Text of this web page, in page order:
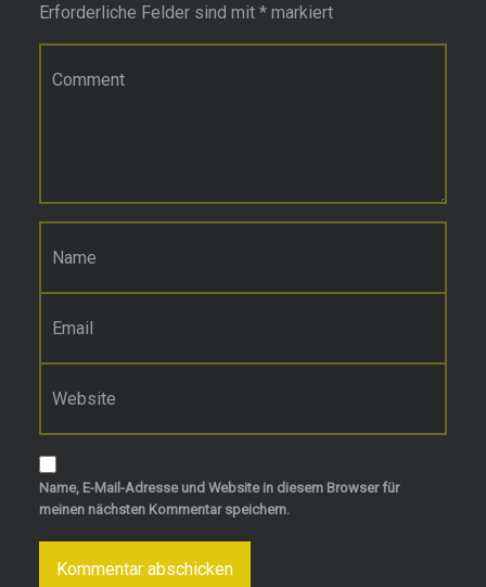
Erforderliche Felder sind mit *markiert
Name
*
Website
Name, E-Mail-Adresse und Website in diesem Browser für
meinen nächsten Kommentar speichern.